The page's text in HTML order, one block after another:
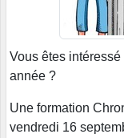
Vous êtes
année ?
Une formation
vendredi 16